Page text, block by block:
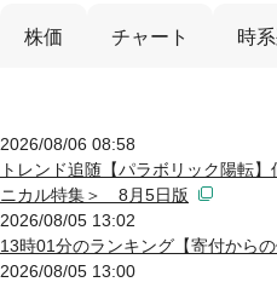
株価 チャート 時
2026/08/06 08:58
トレンド追随【パラボリック陽転
ニカル特集＞ 8月5日版
2026/08/05 13:02
13時01分のランキング【寄付から
2026/08/05 13:00